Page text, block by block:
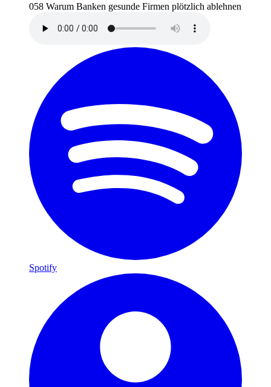
058 Warum Banken gesunde Firmen plötzlich ablehnen
Spotify